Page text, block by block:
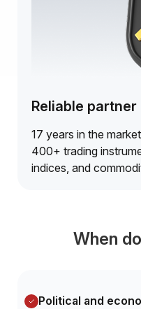
Reliable partner
17 years in the
400+ trading
indices, and
When
Political and